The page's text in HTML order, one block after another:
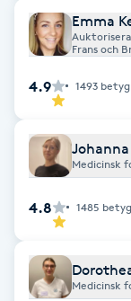
Diamantslipning
Enzympeeling
Extensions
Extensions
Eyeliner-
Emma
Auktoriserad. Spa & Hudterapeut CIDESCO,
Frans och
4.9 1493 betyg
Medicinsk
4.8 1485 betyg
Medicinsk